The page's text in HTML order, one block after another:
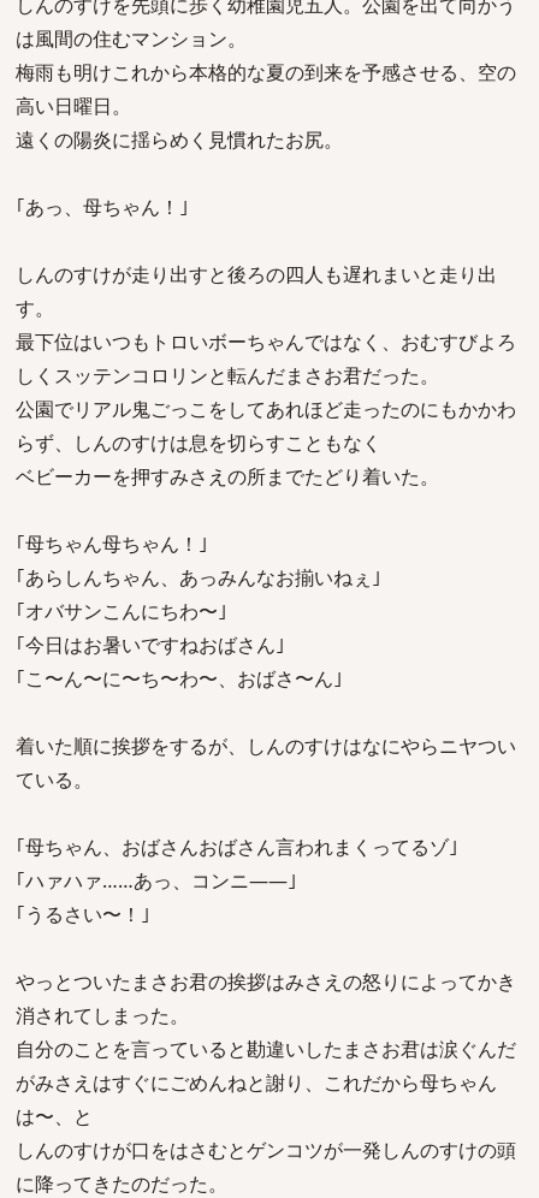
は風間の住むマンション。
梅雨も明けこれから本格的な夏の到来を予感させる、空の
高い日曜日。
遠くの陽炎に揺らめく見慣れたお尻。
｢あっ、母ちゃん！｣
しんのすけが走り出すと後ろの四人も遅れまいと走り出
す。
最下位はいつもトロいボーちゃんではなく、おむすびよろ
しくスッテンコロリンと転んだまさお君だった。
公園でリアル鬼ごっこをしてあれほど走ったのにもかかわ
らず、しんのすけは息を切らすこともなく
ベビーカーを押すみさえの所までたどり着いた。
｢母ちゃん母ちゃん！｣
｢あらしんちゃん、あっみんなお揃いねぇ｣
｢オバサンこんにちわ〜｣
｢今日はお暑いですねおばさん｣
｢こ〜ん〜に〜ち〜わ〜、おばさ〜ん｣
着いた順に挨拶をするが、しんのすけはなにやらニヤつい
ている。
｢母ちゃん、おばさんおばさん言われまくってるゾ｣
｢ハァハァ……あっ、コンニ――｣
｢うるさい〜！｣
やっとついたまさお君の挨拶はみさえの怒りによってかき
消されてしまった。
自分のことを言っていると勘違いしたまさお君は涙ぐんだ
がみさえはすぐにごめんねと謝り、これだから母ちゃん
は〜、と
しんのすけが口をはさむとゲンコツが一発しんのすけの頭
に降ってきたのだった。